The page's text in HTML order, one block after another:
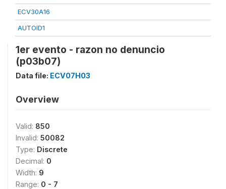
ECV30A16
AUTOID1
1er evento - razon no denuncio
(p03b07)
Data file: ECV07H03
Overview
Valid: 850
Invalid: 50082
Type: Discrete
Decimal: 0
Width: 9
Range: 0 - 7